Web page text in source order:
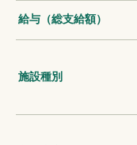
給与（総支給額）
施設種別